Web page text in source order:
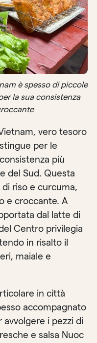
è spesso di piccole
la sua consistenza
vero tesoro
per le
più
del Sud. Questa
riso e curcuma,
e croccante. A
dal latte di
Centro privilegia
in risalto il
maiale e
in città
accompagnato
i pezzi di
e salsa Nuoc